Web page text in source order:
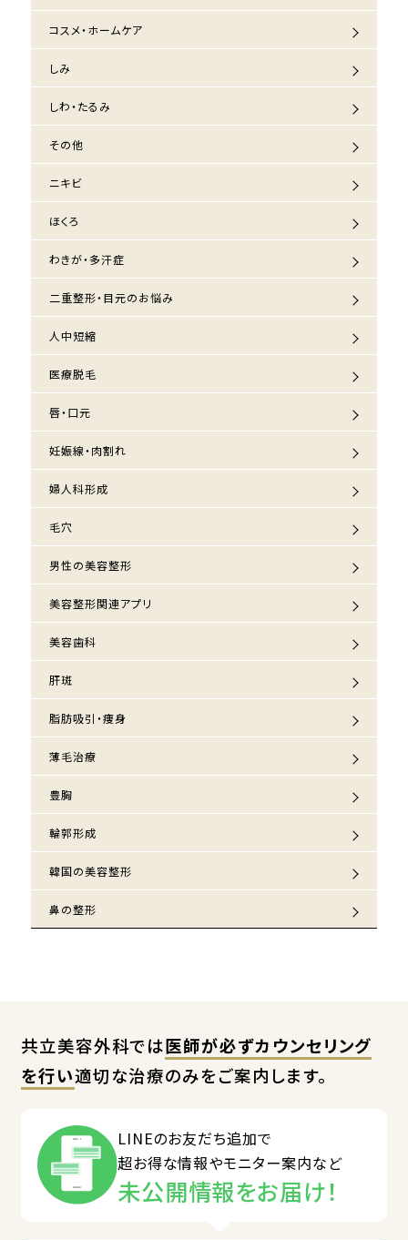
コスメ・ホームケア
しみ
しわ・たるみ
その他
ニキビ
ほくろ
わきが・多汗症
二重整形・目元のお悩み
人中短縮
医療脱毛
唇・口元
妊娠線・肉割れ
婦人科形成
毛穴
男性の美容整形
美容整形関連アプリ
美容歯科
肝斑
脂肪吸引・痩身
薄毛治療
豊胸
輪郭形成
韓国の美容整形
鼻の整形
共立美容外科では医師が必ずカウンセリング
を行い適切な治療のみをご案内します。
LINEのお友だち追加で
超お得な情報やモニター案内など
未公開情報をお届け！